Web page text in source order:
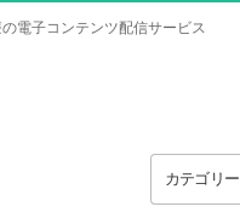
電子コンテンツ配信サービス
カテゴリー